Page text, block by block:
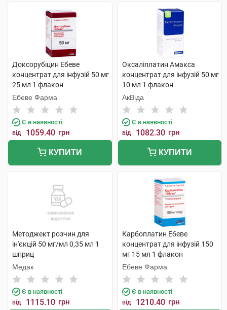
Доксорубіцин Ебеве
концентрат для інфузій 50 мг
25 мл 1 флакон
Ебеве Фарма
Є в наявності
від 1059.40 грн
КУПИТИ
Оксаліплатин Амакса
концентрат для інфузій 50 мг
10 мл 1 флакон
АкВіда
Є в наявності
від 1082.30 грн
КУПИТИ
Методжект розчин для
ін'єкцій 50 мг/мл 0,35 мл 1
шприц
Медак
Є в наявності
від 1115.10 грн
Карбоплатин Ебеве
концентрат для інфузій 150
мг 15 мл 1 флакон
Ебеве Фарма
Є в наявності
від 1210.40 грн